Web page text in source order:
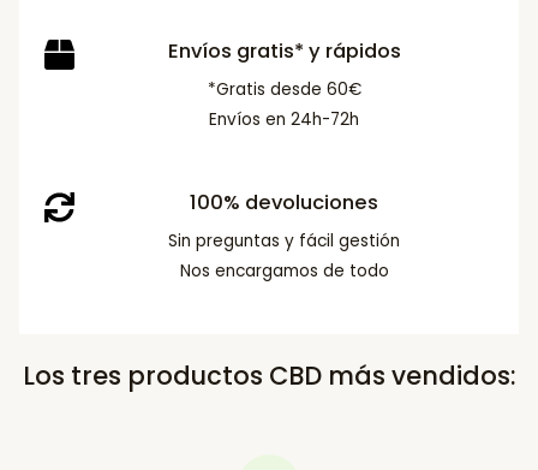
Envíos gratis* y rápidos
*Gratis desde 60€
Envíos en 24h-72h
100% devoluciones
Sin preguntas y fácil gestión
Nos encargamos de todo
Los tres productos CBD más vendidos: